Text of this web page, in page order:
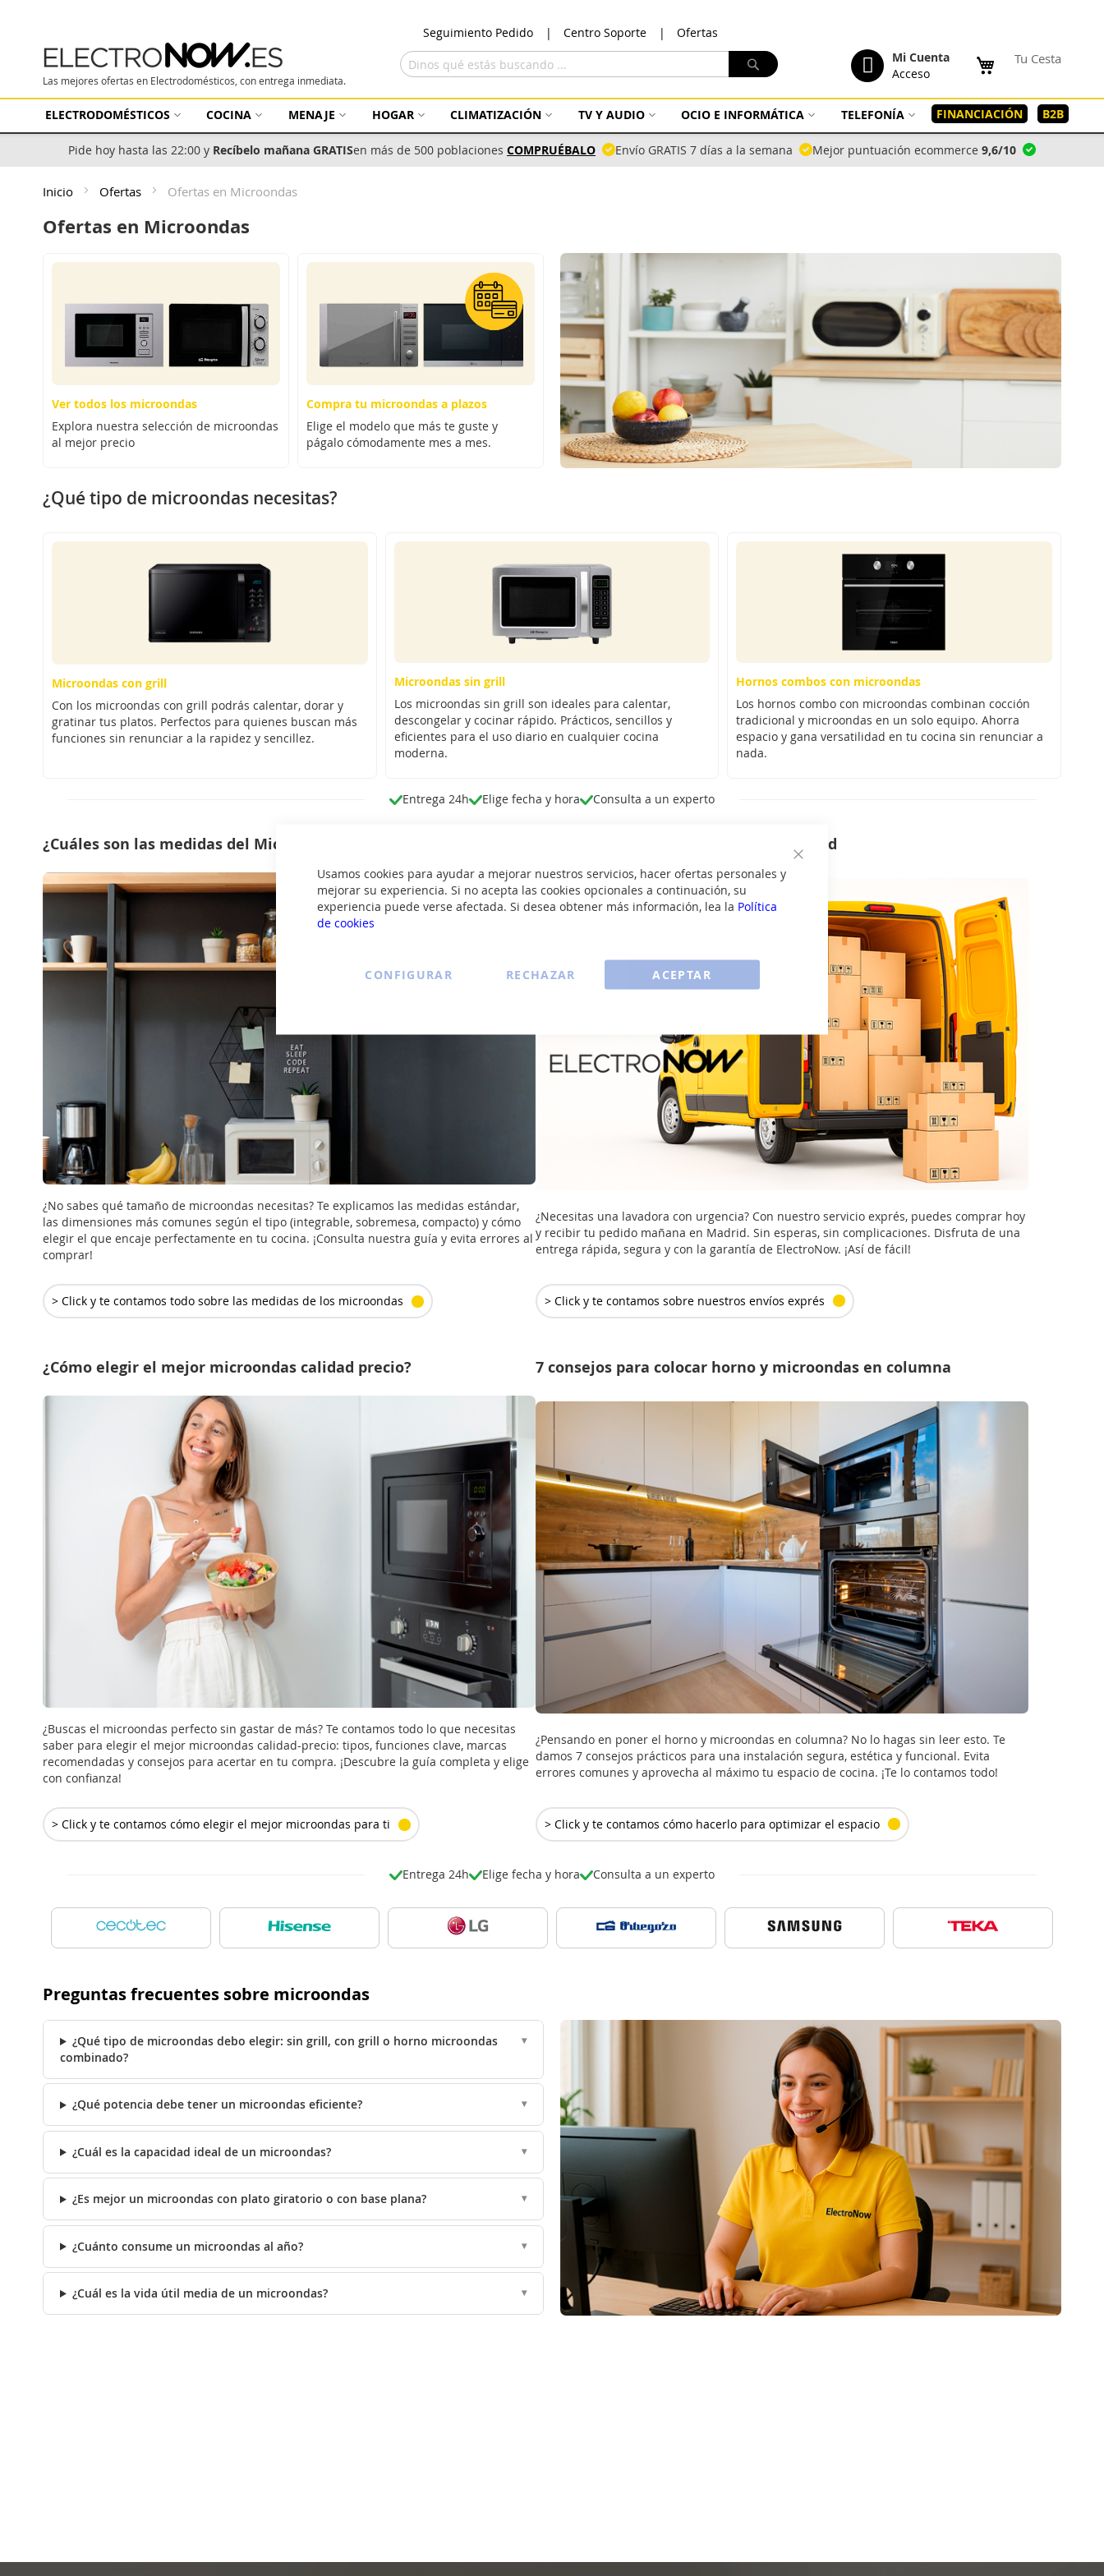
Usamos cookies para ayudar a mejorar nuestros servicios, hacer ofertas personales y
mejorar su experiencia. Si no acepta las cookies opcionales a continuación, su
experiencia puede verse afectada. Si desea obtener más información, lea la Política
de cookies
ACEPTAR
CONFIGURAR RECHAZAR
Seguimiento Pedido Centro Soporte Ofertas
contenido
Las mejores ofertas en Electrodomésticos, con entrega inmediata.
Tu Cesta
Mi Cuenta
Acceso
Buscar
ELECTRODOMÉSTICOS COCINA MENAJE HOGAR CLIMATIZACIÓN TV Y AUDIO OCIO E INFORMÁTICA TELEFONÍA FINANCIACIÓN B2B
Pide hoy hasta las 22:00 y Recíbelo mañana GRATISen más de 500 poblaciones COMPRUÉBALO Envío GRATIS 7 días a la semana Mejor puntuación ecommerce 9,6/10
Inicio Ofertas Ofertas en Microondas
Ofertas en Microondas
Ver todos los microondas
Explora nuestra selección de microondas
al mejor precio
Compra tu microondas a plazos
Elige el modelo que más te guste y
págalo cómodamente mes a mes.
¿Qué tipo de microondas necesitas?
Microondas con grill
Con los microondas con grill podrás calentar, dorar y
gratinar tus platos. Perfectos para quienes buscan más
funciones sin renunciar a la rapidez y sencillez.
Microondas sin grill
Los microondas sin grill son ideales para calentar,
descongelar y cocinar rápido. Prácticos, sencillos y
eficientes para el uso diario en cualquier cocina
moderna.
Hornos combos con microondas
Los hornos combo con microondas combinan cocción
tradicional y microondas en un solo equipo. Ahorra
espacio y gana versatilidad en tu cocina sin renunciar a
nada.
Entrega 24h Elige fecha y hora Consulta a un experto
¿Cuáles son las medidas del Microondas?
¿No sabes qué tamaño de microondas necesitas? Te explicamos las medidas estándar,
las dimensiones más comunes según el tipo (integrable, sobremesa, compacto) y cómo
elegir el que encaje perfectamente en tu cocina. ¡Consulta nuestra guía y evita errores al
comprar!
> Click y te contamos todo sobre las medidas de los microondas
Compra hoy, recíbelo mañana en Madrid
¿Necesitas una lavadora con urgencia? Con nuestro servicio exprés, puedes comprar hoy
y recibir tu pedido mañana en Madrid. Sin esperas, sin complicaciones. Disfruta de una
entrega rápida, segura y con la garantía de ElectroNow. ¡Así de fácil!
> Click y te contamos sobre nuestros envíos exprés
¿Cómo elegir el mejor microondas calidad precio?
¿Buscas el microondas perfecto sin gastar de más? Te contamos todo lo que necesitas
saber para elegir el mejor microondas calidad-precio: tipos, funciones clave, marcas
recomendadas y consejos para acertar en tu compra. ¡Descubre la guía completa y elige
con confianza!
> Click y te contamos cómo elegir el mejor microondas para ti
7 consejos para colocar horno y microondas en columna
¿Pensando en poner el horno y microondas en columna? No lo hagas sin leer esto. Te
damos 7 consejos prácticos para una instalación segura, estética y funcional. Evita
errores comunes y aprovecha al máximo tu espacio de cocina. ¡Te lo contamos todo!
> Click y te contamos cómo hacerlo para optimizar el espacio
Entrega 24h Elige fecha y hora Consulta a un experto
Preguntas frecuentes sobre microondas
¿Qué tipo de microondas debo elegir: sin grill, con grill o horno microondas
combinado?
¿Qué potencia debe tener un microondas eficiente?
¿Cuál es la capacidad ideal de un microondas?
¿Es mejor un microondas con plato giratorio o con base plana?
¿Cuánto consume un microondas al año?
¿Cuál es la vida útil media de un microondas?